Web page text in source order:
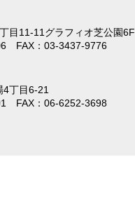
目11-11 グラフィオ芝公園6F
FAX：03-3437-9776
4丁目6-21
FAX：06-6252-3698